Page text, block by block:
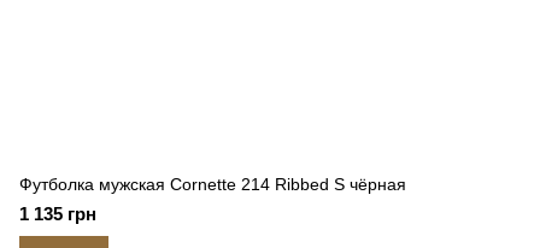
Футболка мужская Cornette 214 Ribbed S чёрная
1 135 грн